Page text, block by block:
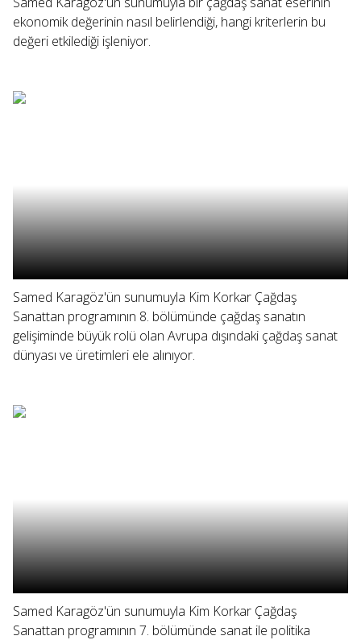
ekonomik değerinin nasıl belirlendiği, hangi kriterlerin bu
değeri etkilediği işleniyor.
Samed Karagöz'ün sunumuyla Kim Korkar Çağdaş
Sanattan programının 8. bölümünde çağdaş sanatın
gelişiminde büyük rolü olan Avrupa dışındaki çağdaş sanat
dünyası ve üretimleri ele alınıyor.
Samed Karagöz'ün sunumuyla Kim Korkar Çağdaş
Sanattan programının 7. bölümünde sanat ile politika